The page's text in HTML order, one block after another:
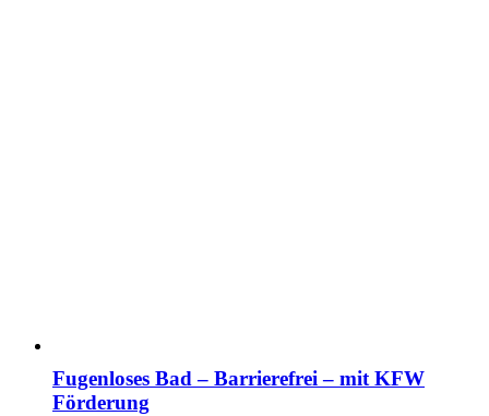
Fugenloses Bad – Barrierefrei – mit KFW
Förderung